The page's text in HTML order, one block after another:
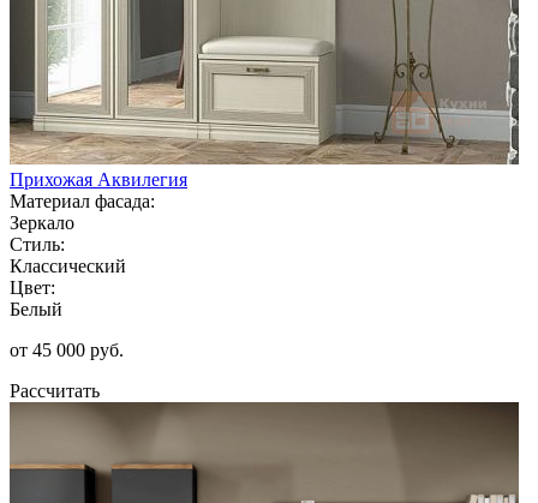
Прихожая Аквилегия
Материал фасада:
Зеркало
Стиль:
Классический
Цвет:
Белый
от 45 000 руб.
Рассчитать